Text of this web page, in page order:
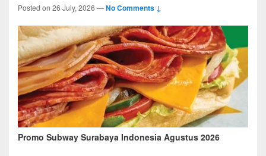
Posted on 26 July, 2026 —No Comments ↓
Promo Subway Surabaya Indonesia Agustus 2026